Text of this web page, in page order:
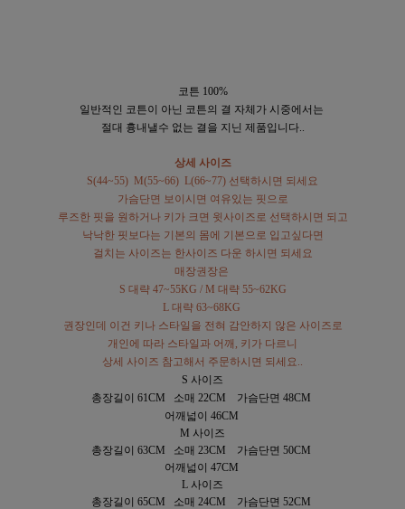
코튼 100%
일반적인 코튼이 아닌 코튼의 결 자체가 시중에서는
절대 흉내낼수 없는 결을 지닌 제품입니다..
상세 사이즈
S(44~55) M(55~66) L(66~77) 선택하시면 되세요
가슴단면 보이시면 여유있는 핏으로
루즈한 핏을 원하거나 키가 크면 윗사이즈로 선택하시면 되고
낙낙한 핏보다는 기본의 몸에 기본으로 입고싶다면
걸치는 사이즈는 한사이즈 다운 하시면 되세요
매장권장은
S 대략 47~55KG / M 대략 55~62KG
L 대략 63~68KG
권장인데 이건 키나 스타일을 전혀 감안하지 않은 사이즈로
개인에 따라 스타일과 어깨, 키가 다르니
상세 사이즈 참고해서 주문하시면 되세요..
S 사이즈
총장길이 61CM 소매 22CM 가슴단면 48CM
어깨넓이 46CM
M 사이즈
총장길이 63CM 소매 23CM 가슴단면 50CM
어깨넓이 47CM
L 사이즈
총장길이 65CM 소매 24CM 가슴단면 52CM